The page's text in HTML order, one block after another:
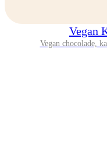
Vegan
Vegan chocolade,